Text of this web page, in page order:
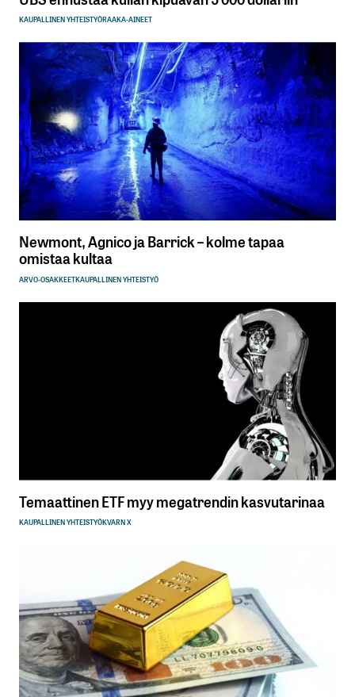
KAUPALLINEN YHTEISTYÖRAAKA-AINEET
Newmont, Agnico ja Barrick – kolme tapaa
omistaa kultaa
ARVO-OSAKKEETKAUPALLINEN YHTEISTYÖ
Temaattinen ETF myy megatrendin kasvutarinaa
KAUPALLINEN YHTEISTYÖKVARN X